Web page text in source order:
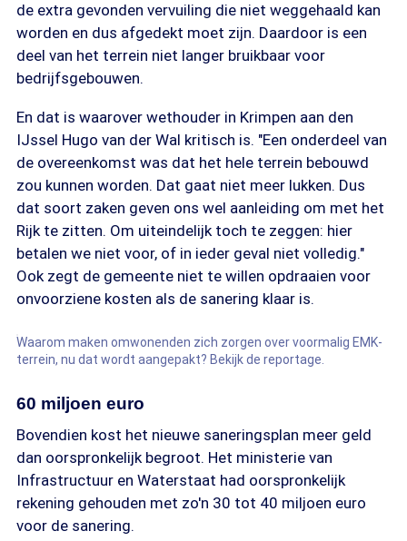
de extra gevonden vervuiling die niet weggehaald kan
worden en dus afgedekt moet zijn. Daardoor is een
deel van het terrein niet langer bruikbaar voor
bedrijfsgebouwen.
En dat is waarover wethouder in Krimpen aan den
IJssel Hugo van der Wal kritisch is. "Een onderdeel van
de overeenkomst was dat het hele terrein bebouwd
zou kunnen worden. Dat gaat niet meer lukken. Dus
dat soort zaken geven ons wel aanleiding om met het
Rijk te zitten. Om uiteindelijk toch te zeggen: hier
betalen we niet voor, of in ieder geval niet volledig."
Ook zegt de gemeente niet te willen opdraaien voor
onvoorziene kosten als de sanering klaar is.
Waarom maken omwonenden zich zorgen over voormalig EMK-
terrein, nu dat wordt aangepakt? Bekijk de reportage.
60 miljoen euro
Bovendien kost het nieuwe saneringsplan meer geld
dan oorspronkelijk begroot. Het ministerie van
Infrastructuur en Waterstaat had oorspronkelijk
rekening gehouden met zo'n 30 tot 40 miljoen euro
voor de sanering.